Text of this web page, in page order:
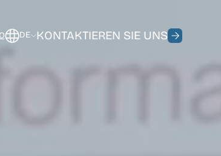
DE KONTAKTIEREN SIE UNS